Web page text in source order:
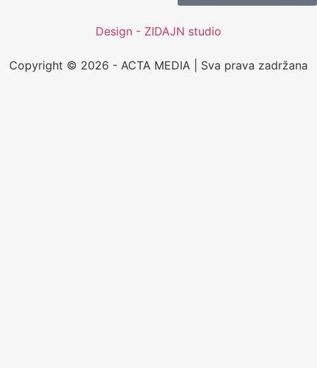
Design - ZIDAJN studio
Copyright © 2026 - ACTA MEDIA | Sva prava zadržana